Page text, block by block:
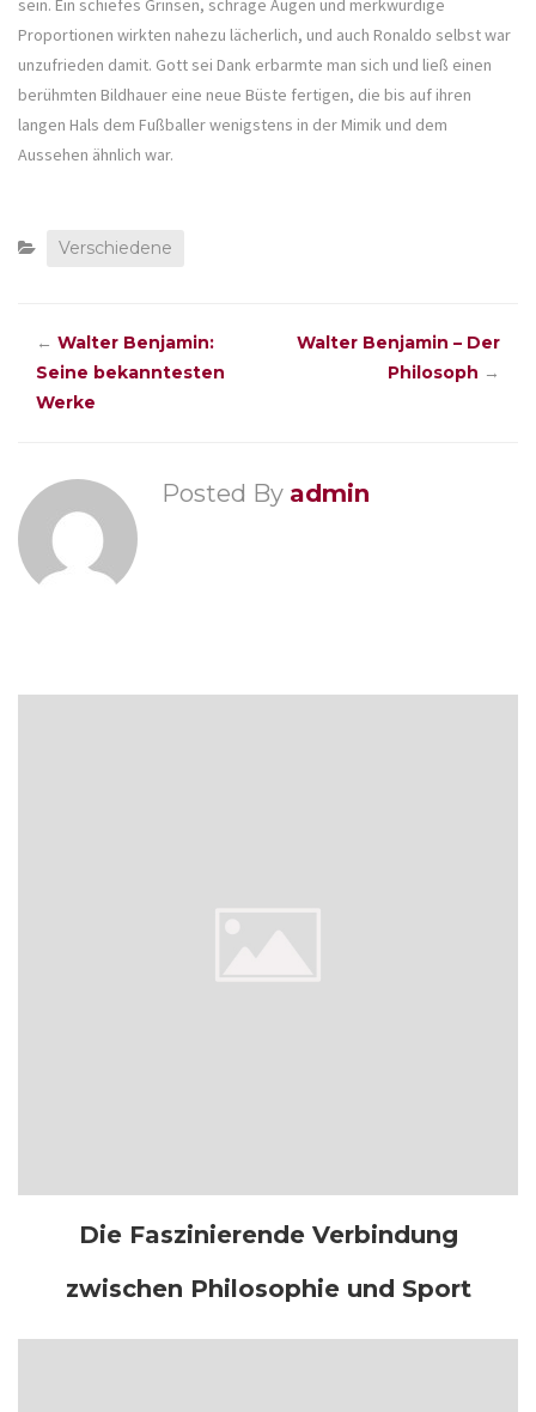
sein. Ein schiefes Grinsen, schräge Augen und merkwürdige
Proportionen wirkten nahezu lächerlich, und auch Ronaldo selbst war
unzufrieden damit. Gott sei Dank erbarmte man sich und ließ einen
berühmten Bildhauer eine neue Büste fertigen, die bis auf ihren
langen Hals dem Fußballer wenigstens in der Mimik und dem
Aussehen ähnlich war.
Verschiedene
← Walter Benjamin:
Seine bekanntesten
Werke
Walter Benjamin – Der
Philosoph →
Posted By admin
Die Faszinierende Verbindung
zwischen Philosophie und Sport